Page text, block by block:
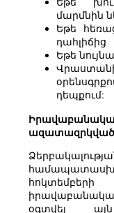
Եթե
մարմնին
Եթե
դահլիճից
Եթե
դեպքում:
օգտվել